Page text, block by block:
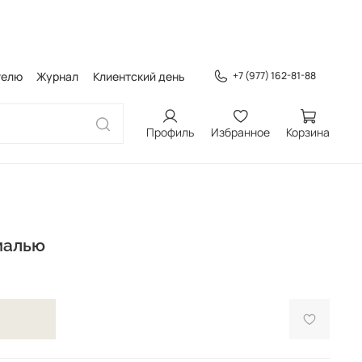
Журнал Клиентский день +7 (977) 162-81-88
Профиль Избранное Корзина